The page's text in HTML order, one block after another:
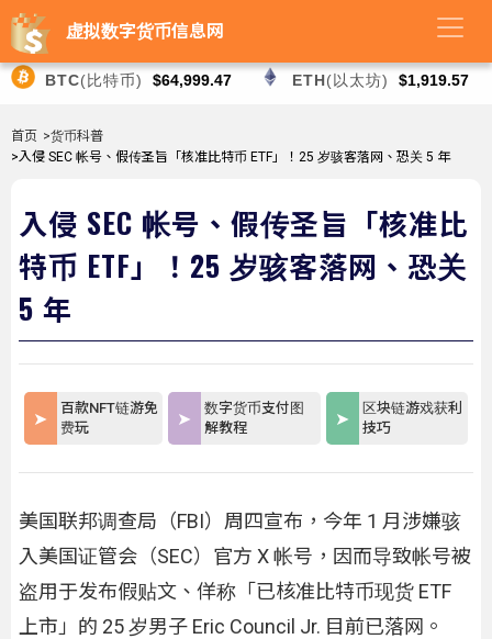
虚拟数字货币信息网
BTC(比特币) $64,999.47 ETH(以太坊) $1,919.57
首页 >货币科普
>入侵 SEC 帐号、假传圣旨「核准比特币 ETF」！25 岁骇客落网、恐关 5 年
入侵 SEC 帐号、假传圣旨「核准比
特币 ETF」！25 岁骇客落网、恐关
5 年
百款NFT链游免
费玩
数字货币支付图
解教程
区块链游戏获利
技巧
美国联邦调查局（FBI）周四宣布，今年 1 月涉嫌骇
入美国证管会（SEC）官方 X 帐号，因而导致帐号被
盗用于发布假贴文、佯称「已核准比特币现货 ETF
上市」的 25 岁男子 Eric Council Jr. 目前已落网。